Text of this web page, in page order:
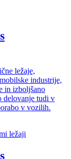
ležaje,
industrije,
in izboljšano
delovanje tudi v
v vozilih.